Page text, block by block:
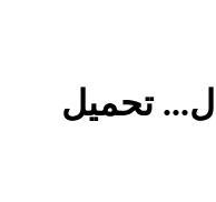
تحميل